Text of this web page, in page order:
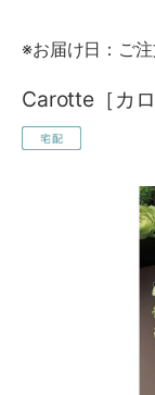
※お届け日：ご
Carotte［カロ